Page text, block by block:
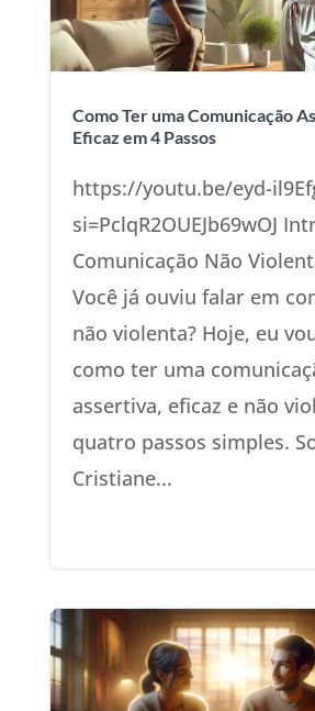
Como Ter uma Comunicação
Eficaz em 4 Passos
https://youtu.be/eyd-
si=PclqR2OUEJb69wOJ
Comunicação Não
Você já ouviu falar em
não violenta? Hoje, eu
como ter uma
assertiva, eficaz e não
quatro passos simples.
Cristiane...